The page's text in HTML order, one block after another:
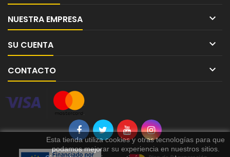
NUESTRA EMPRESA 
SU CUENTA 
CONTACTO 
Esta tienda utiliza cookies y otras tecnologías para que
podamos mejorar su experiencia en nuestros sitios.